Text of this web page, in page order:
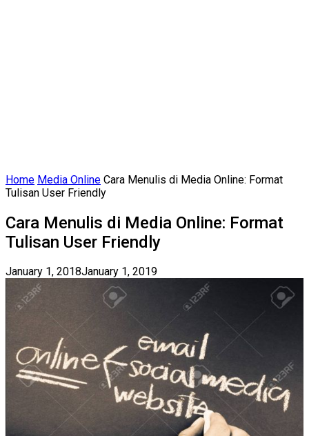
Home Media Online Cara Menulis di Media Online: Format
Tulisan User Friendly
Cara Menulis di Media Online: Format
Tulisan User Friendly
January 1, 2018January 1, 2019